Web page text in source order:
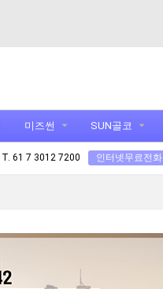
미즈썬 SUN골코
T. 61 7 3012 7200 인터넷무료전화